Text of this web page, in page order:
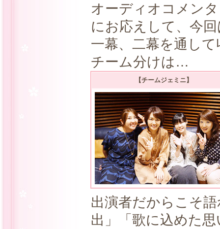
オーディオコメン
にお応えして、今
一幕、二幕を通して
チーム分けは…
【チームジェミニ】
出演者だからこそ
出」「歌に込めた